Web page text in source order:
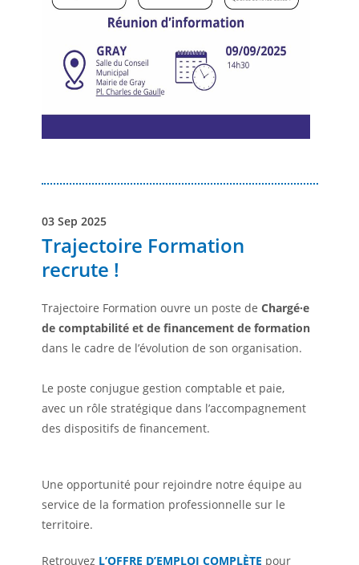
03 Sep 2025
Trajectoire Formation
recrute !
Trajectoire Formation ouvre un poste de Chargé·e
de comptabilité et de financement de formation
dans le cadre de l’évolution de son organisation.
Le poste conjugue gestion comptable et paie,
avec un rôle stratégique dans l’accompagnement
des dispositifs de financement.
Une opportunité pour rejoindre notre équipe au
service de la formation professionnelle sur le
territoire.
Retrouvez L’OFFRE D’EMPLOI COMPLÈTE pour